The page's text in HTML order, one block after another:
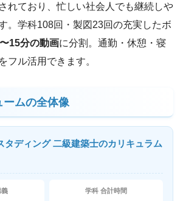
れており、忙しい社会人でも継続しや
。学科108回・製図23回の充実したボ
15分の動画に分割。通勤・休憩・寝
フル活用できます。
ームの全体像
タディング 二級建築士のカリキュラム
学科 合計時間